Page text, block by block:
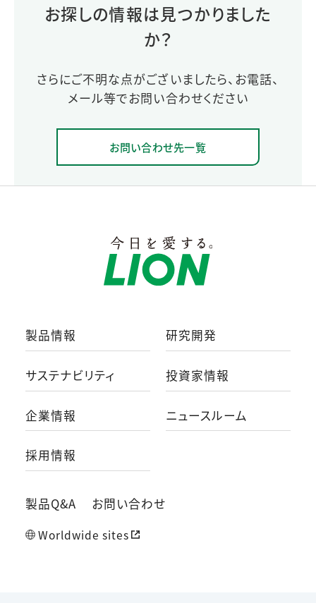
お探しの情報は見つかりました
か？
さらにご不明な点がございましたら、お電話、
メール等でお問い合わせください
お問い合わせ先一覧
製品情報 研究開発
サステナビリティ 投資家情報
企業情報 ニュースルーム
採用情報
製品Q&A お問い合わせ
Worldwide sites